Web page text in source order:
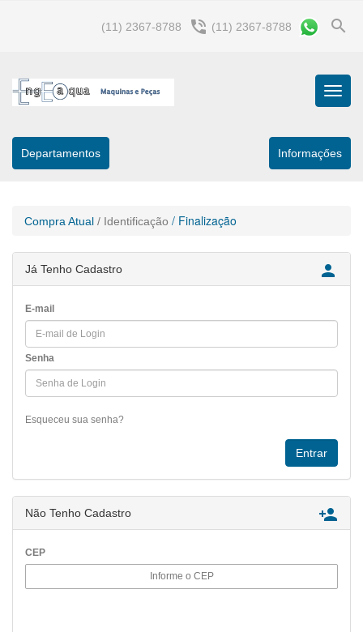
search
(11) 2367-8788 phone_in_talk (11) 2367-8788
Menu
Departamentos Informaçőes
Compra Atual / Identificação / Finalização
Já Tenho Cadastro 
E-mail
Senha
Esqueceu sua senha?
Não Tenho Cadastro 
CEP